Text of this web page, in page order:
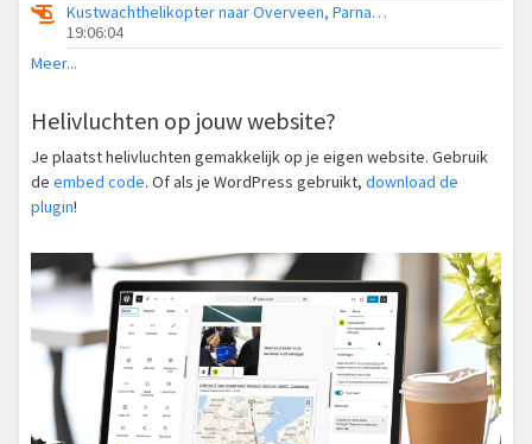
Kustwachthelikopter naar Overveen, Parnassiaweg
19:06:04
Meer...
Helivluchten op jouw website?
Je plaatst helivluchten gemakkelijk op je eigen website. Gebruik
de embed code. Of als je WordPress gebruikt, download de
plugin!